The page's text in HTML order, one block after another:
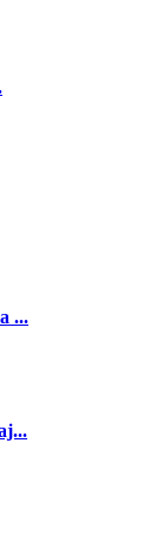
...